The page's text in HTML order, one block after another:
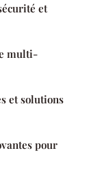
et
multi-
et solutions
pour